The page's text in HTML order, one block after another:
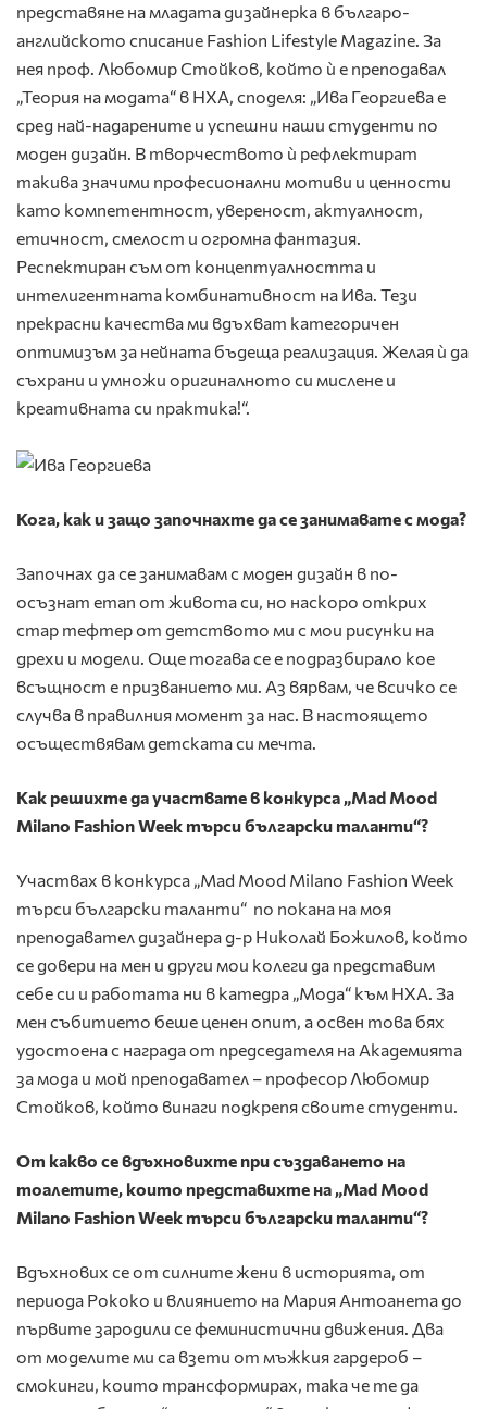
представяне на младата дизайнерка в българо-
английското списание Fashion Lifestyle Magazine. За
нея проф. Любомир Стойков, който ѝ е преподавал
„Теория на модата“ в НХА, споделя: „Ива Георгиева е
сред най-надарените и успешни наши студенти по
моден дизайн. В творчеството ѝ рефлектират
такива значими професионални мотиви и ценности
като компетентност, увереност, актуалност,
етичност, смелост и огромна фантазия.
Респектиран съм от концептуалността и
интелигентната комбинативност на Ива. Тези
прекрасни качества ми вдъхват категоричен
оптимизъм за нейната бъдеща реализация. Желая ѝ да
съхрани и умножи оригиналното си мислене и
креативната си практика!“.
Кога, как и защо започнахте да се занимавате с мода?
Започнах да се занимавам с моден дизайн в по-
осъзнат етап от живота си, но наскоро открих
стар тефтер от детството ми с мои рисунки на
дрехи и модели. Още тогава се е подразбирало кое
всъщност е призванието ми. Аз вярвам, че всичко се
случва в правилния момент за нас. В настоящето
осъществявам детската си мечта.
Как решихте да участвате в конкурса „Mad Mood
Milano Fashion Week търси български таланти“?
Участвах в конкурса „Mad Mood Milano Fashion Week
търси български таланти“ по покана на моя
преподавател дизайнера д-р Николай Божилов, който
се довери на мен и други мои колеги да представим
себе си и работата ни в катедра „Мода“ към НХА. За
мен събитието беше ценен опит, а освен това бях
удостоена с награда от председателя на Академията
за мода и мой преподавател – професор Любомир
Стойков, който винаги подкрепя своите студенти.
От какво се вдъхновихте при създаването на
тоалетите, които представихте на „Mad Mood
Milano Fashion Week търси български таланти“?
Вдъхнових се от силните жени в историята, от
периода Рококо и влиянието на Мария Антоанета до
първите зародили се феминистични движения. Два
от моделите ми са взети от мъжкия гардероб –
смокинги, които трансформирах, така че те да